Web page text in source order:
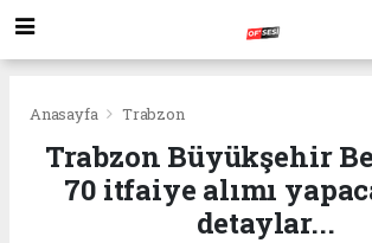
Anasayfa Trabzon
Trabzon Büyükşehir
70 itfaiye alımı
detaylar...